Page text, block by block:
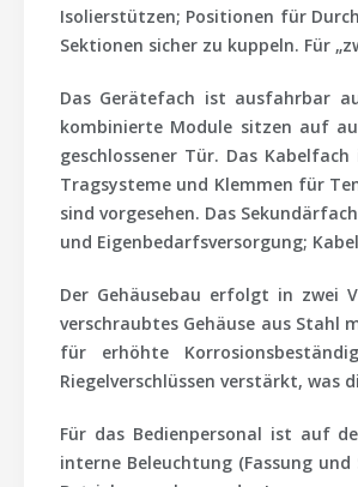
Isolierstützen; Positionen für
Sektionen sicher zu kuppeln. Für
Das Gerätefach ist ausfahrbar
kombinierte Module sitzen auf
geschlossener Tür. Das
Tragsysteme und Klemmen für
sind vorgesehen. Das
und Eigenbedarfsversorgung;
Der Gehäusebau erfolgt in zwei
verschraubtes Gehäuse aus Stahl
für erhöhte
Riegelverschlüssen verstärkt,
Für das Bedienpersonal ist auf
interne Beleuchtung (Fassung